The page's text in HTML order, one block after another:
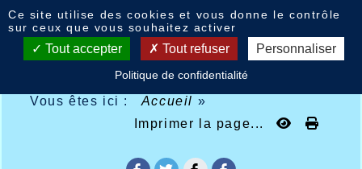
Vous êtes ici : Accueil »
Imprimer la page...
Ce site utilise des cookies et vous donne le contrôle
sur ceux que vous souhaitez activer
Tout accepter Tout refuser Personnaliser
Politique de confidentialité